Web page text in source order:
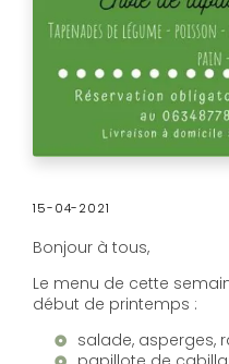
15-04-2021
Bonjour à tous,
Le menu de cette
début de printemps :
salade, asperges,